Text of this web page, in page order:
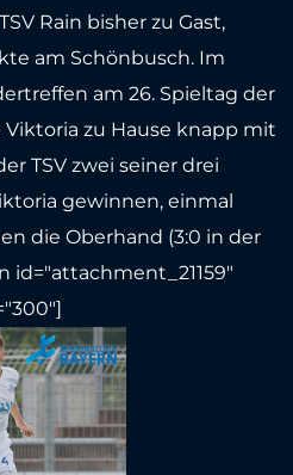
Rain bisher zu Gast,
am Schönbusch. Im
am 26. Spieltag der
Viktoria zu Hause knapp mit
TSV zwei seiner drei
gewinnen, einmal
die Oberhand (3:0 in der
id="attachment_21159"